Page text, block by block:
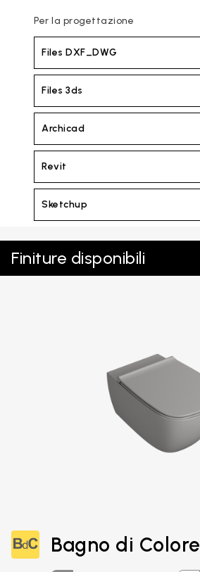
Per la progettazione
Files DXF_DWG
Files 3ds
Archicad
Revit
Sketchup
Email*
Finiture disponibili
Bagno di Colore